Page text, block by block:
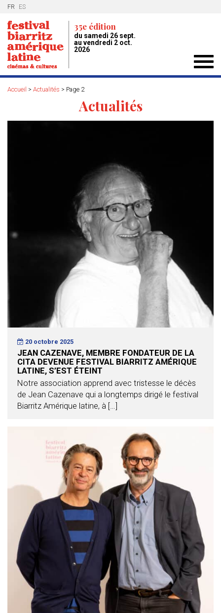
FR ES
35e édition
du samedi 26 sept.
au vendredi 2 oct.
2026
Accueil > Actualités > Page 2
Actualités
20 octobre 2025
JEAN CAZENAVE, MEMBRE FONDATEUR DE LA
CITA DEVENUE FESTIVAL BIARRITZ AMÉRIQUE
LATINE, S’EST ÉTEINT
Notre association apprend avec tristesse le décès
de Jean Cazenave qui a longtemps dirigé le festival
Biarritz Amérique latine, à […]